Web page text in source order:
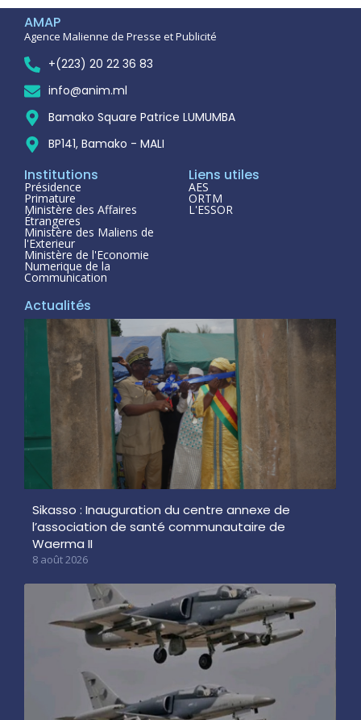
AMAP
Agence Malienne de Presse et Publicité
+(223) 20 22 36 83
info@anim.ml
Bamako Square Patrice LUMUMBA
BP141, Bamako - MALI
Institutions
Présidence
Primature
Ministère des Affaires
Étrangeres
Ministère des Maliens de
l'Exterieur
Ministère de l'Economie
Numerique de la
Communication
Liens utiles
AES
ORTM
L'ESSOR
Actualités
Sikasso : Inauguration du centre annexe de
l’association de santé communautaire de
Waerma II
8 août 2026